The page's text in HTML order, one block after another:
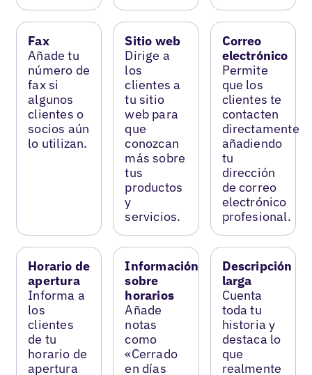
Fax
Añade tu
número de
fax si
algunos
clientes o
socios aún
lo utilizan.
Sitio web
Dirige a
los
clientes a
tu sitio
web para
que
conozcan
más sobre
tus
productos
y
servicios.
Correo
electrónico
Permite
que los
clientes te
contacten
directamente
añadiendo
tu
dirección
de correo
electrónico
profesional.
Horario de
apertura
Informa a
los
clientes
de tu
horario de
apertura
Información
sobre
horarios
Añade
notas
como
«Cerrado
en días
Descripción
larga
Cuenta
toda tu
historia y
destaca lo
que
realmente